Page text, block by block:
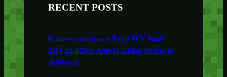
RECENT POSTS
Kamera obrotowa Ezviz H7c Dual
2K+ 2x 4Mpx AutoTracking Detekcja
Aplikacja